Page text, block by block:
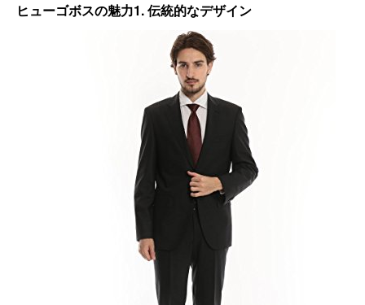
ヒューゴボスの魅力1. 伝統的なデザイン